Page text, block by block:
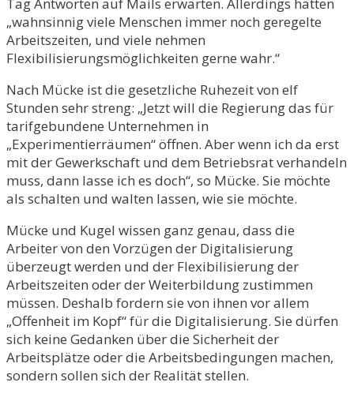
„wahnsinnig viele Menschen immer noch geregelte
Arbeitszeiten, und viele nehmen
Flexibilisierungsmöglichkeiten gerne wahr.“
Nach Mücke ist die gesetzliche Ruhezeit von elf
Stunden sehr streng: „Jetzt will die Regierung das für
tarifgebundene Unternehmen in
„Experimentierräumen“ öffnen. Aber wenn ich da erst
mit der Gewerkschaft und dem Betriebsrat verhandeln
muss, dann lasse ich es doch“, so Mücke. Sie möchte
als schalten und walten lassen, wie sie möchte.
Mücke und Kugel wissen ganz genau, dass die
Arbeiter von den Vorzügen der Digitalisierung
überzeugt werden und der Flexibilisierung der
Arbeitszeiten oder der Weiterbildung zustimmen
müssen. Deshalb fordern sie von ihnen vor allem
„Offenheit im Kopf“ für die Digitalisierung. Sie dürfen
sich keine Gedanken über die Sicherheit der
Arbeitsplätze oder die Arbeitsbedingungen machen,
sondern sollen sich der Realität stellen.